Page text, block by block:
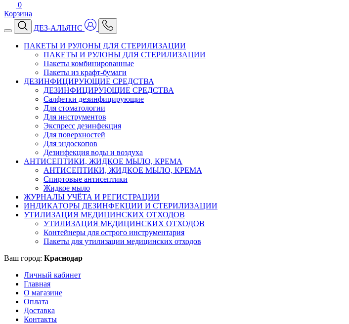
0
Корзина
ДЕЗ-АЛЬЯНС
ПАКЕТЫ И РУЛОНЫ ДЛЯ СТЕРИЛИЗАЦИИ
ПАКЕТЫ И РУЛОНЫ ДЛЯ СТЕРИЛИЗАЦИИ
Пакеты комбинированные
Пакеты из крафт-бумаги
ДЕЗИНФИЦИРУЮЩИЕ СРЕДСТВА
ДЕЗИНФИЦИРУЮЩИЕ СРЕДСТВА
Салфетки дезинфицирующие
Для стоматологии
Для инструментов
Экспресс дезинфекция
Для поверхностей
Для эндоскопов
Дезинфекция воды и воздуха
АНТИСЕПТИКИ, ЖИДКОЕ МЫЛО, КРЕМА
АНТИСЕПТИКИ, ЖИДКОЕ МЫЛО, КРЕМА
Спиртовые антисептики
Жидкое мыло
ЖУРНАЛЫ УЧЁТА И РЕГИСТРАЦИИ
ИНДИКАТОРЫ ДЕЗИНФЕКЦИИ И СТЕРИЛИЗАЦИИ
УТИЛИЗАЦИЯ МЕДИЦИНСКИХ ОТХОДОВ
УТИЛИЗАЦИЯ МЕДИЦИНСКИХ ОТХОДОВ
Контейнеры для острого инструментария
Пакеты для утилизации медицинских отходов
Ваш город: Краснодар
Личный кабинет
Главная
О магазине
Оплата
Доставка
Контакты